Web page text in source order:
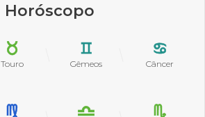
Horóscopo
Touro Gêmeos Câncer